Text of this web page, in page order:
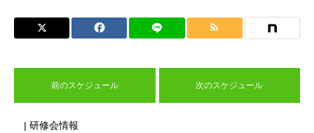
前のスケジュール 次のスケジュール
| 研修会情報